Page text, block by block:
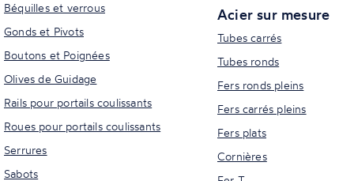
Béquilles et verrous
Gonds et Pivots
Boutons et Poignées
Olives de Guidage
Rails pour portails coulissants
Roues pour portails coulissants
Serrures
Sabots
Acier sur mesure
Tubes carrés
Tubes ronds
Fers ronds pleins
Fers carrés pleins
Fers plats
Cornières